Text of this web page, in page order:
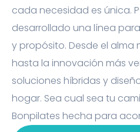
cada necesidad es única.
desarrollado una línea
y propósito. Desde el
hasta la innovación más
soluciones híbridas y
hogar. Sea cual sea tu
Bonpilates hecha para